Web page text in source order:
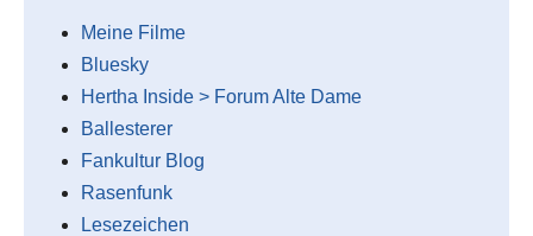
Meine Filme
Bluesky
Hertha Inside > Forum Alte Dame
Ballesterer
Fankultur Blog
Rasenfunk
Lesezeichen